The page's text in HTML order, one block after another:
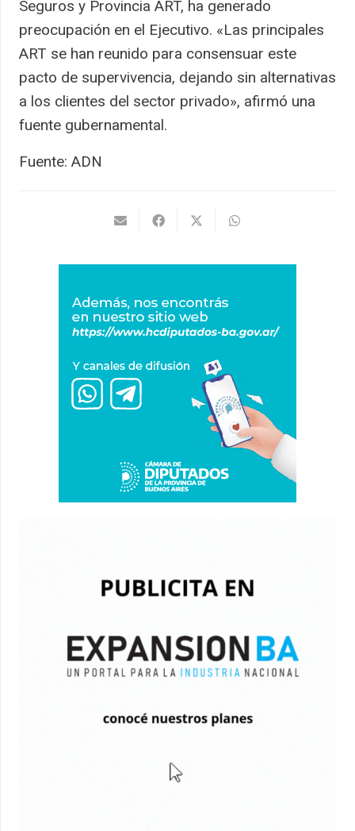
Seguros y Provincia ART, ha generado
preocupación en el Ejecutivo. «Las principales
ART se han reunido para consensuar este
pacto de supervivencia, dejando sin alternativas
a los clientes del sector privado», afirmó una
fuente gubernamental.
Fuente: ADN